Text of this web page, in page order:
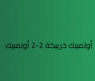
مباراة إعدادية : أولمبيك خريبكة 2-2 أولمبيك